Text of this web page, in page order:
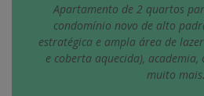
Apartamento de 2 quartos
condomínio novo de alto
estratégica e ampla área de
e coberta aquecida),
muito mais.